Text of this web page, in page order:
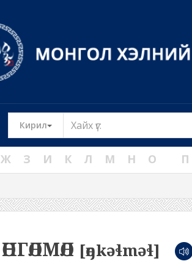
Кирил Toggle Dropdown
Ж З И К Л М Н О П
ӨНГӨЛМӨЛ [өŋkəɬməɬ]